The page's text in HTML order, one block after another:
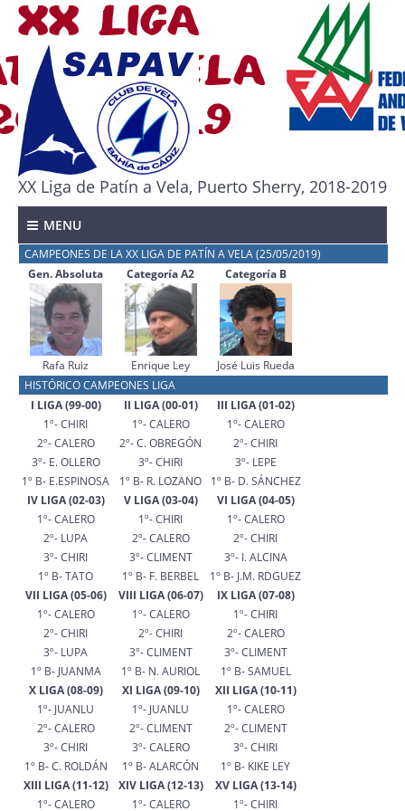
XX Liga de Patín a Vela, Puerto Sherry, 2018-2019
MENU
CAMPEONES DE LA XX LIGA DE PATÍN A VELA (25/05/2019)
Gen. Absoluta
Rafa Ruiz
Categoría A2
Enrique Ley
Categoría B
José Luis Rueda
HISTÓRICO CAMPEONES LIGA
I LIGA (99-00)
1º- CHIRI
2º- CALERO
3º- E. OLLERO
1º B- E.ESPINOSA
II LIGA (00-01)
1º-CALERO
2º- C. OBREGÓN
3º-CHIRI
1º B- R. LOZANO
III LIGA (01-02)
1º-CALERO
2º- CHIRI
3º- LEPE
1º B- D. SÁNCHEZ
IV LIGA (02-03)
1º- CALERO
2º- LUPA
3º-CHIRI
1º B-TATO
V LIGA (03-04)
1º- CHIRI
2º- CALERO
3º-CLIMENT
1º B- F. BERBEL
VI LIGA (04-05)
1º- CALERO
2º- CHIRI
3º- I. ALCINA
1º B- J.M. RDGUEZ
VII LIGA (05-06)
1º- CALERO
2º- CHIRI
3º- LUPA
1º B- JUANMA
VIII LIGA (06-07)
1º- CALERO
2º- CHIRI
3º-CLIMENT
1º B- N. AURIOL
IX LIGA (07-08)
1º- CHIRI
2º- CALERO
3º-CLIMENT
1º B-SAMUEL
X LIGA (08-09)
1º- JUANLU
2º- CALERO
3º-CHIRI
1º B-C. ROLDÁN
XI LIGA (09-10)
1º- JUANLU
2º- CLIMENT
3º-CALERO
1º B-ALARCÓN
XII LIGA (10-11)
1º- CALERO
2º- CLIMENT
3º-CHIRI
1º B- KIKE LEY
XIII LIGA (11-12)
1º- CALERO
XIV LIGA (12-13)
1º- CALERO
XV LIGA (13-14)
1º- CHIRI